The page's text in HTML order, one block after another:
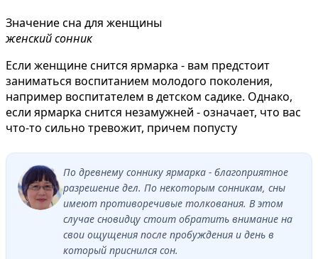
Значение сна для женщины
женский сонник
Если женщине снится ярмарка - вам предстоит
заниматься воспитанием молодого поколения,
например воспитателем в детском садике. Однако,
если ярмарка снится незамужней - означает, что вас
что-то сильно тревожит, причем попусту
По древнему соннику ярмарка - благоприятное
разрешение дел. По некоторым сонникам, сны
имеют противоречивые толкования. В этом
случае сновидцу стоит обратить внимание на
свои ощущения после пробуждения и день в
который приснился сон.